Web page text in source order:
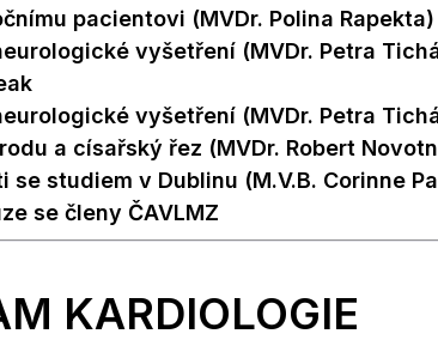
pacientovi (MVDr. Polina Rapekta)
vyšetření (MVDr. Petra
vyšetření (MVDr. Petra
a císařský řez (MVDr. Robert
se studiem v Dublinu (M.V.B. Corinne
se členy ČAVLMZ
KARDIOLOGIE